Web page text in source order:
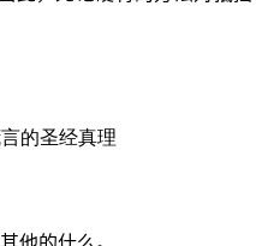
的圣经真理